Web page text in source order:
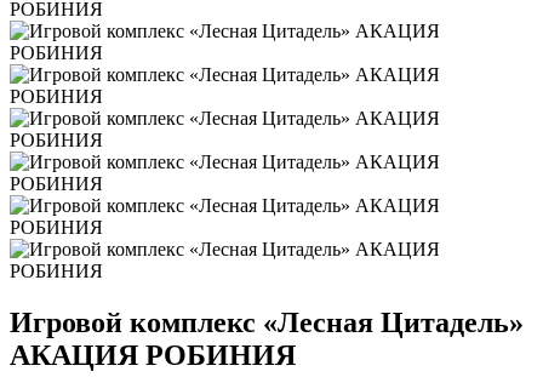
Игровой комплекс «Лесная Цитадель»
АКАЦИЯ РОБИНИЯ